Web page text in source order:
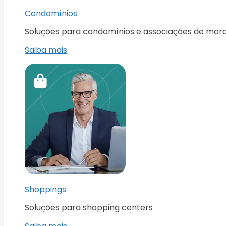
Condomínios
Soluções para condomínios e associações de
Saiba mais
Shoppings
Soluções para shopping centers